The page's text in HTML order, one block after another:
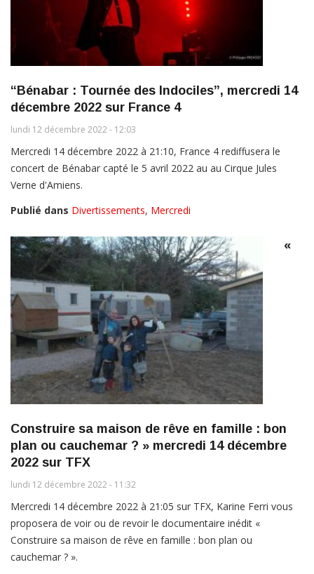
“Bénabar : Tournée des Indociles”, mercredi 14
décembre 2022 sur France 4
lundi 12 décembre 2022 - 12:03
Mercredi 14 décembre 2022 à 21:10, France 4 rediffusera le
concert de Bénabar capté le 5 avril 2022 au au Cirque Jules
Verne d'Amiens.
Publié dans Divertissements, Mercredi
«
Construire sa maison de rêve en famille : bon
plan ou cauchemar ? » mercredi 14 décembre
2022 sur TFX
lundi 12 décembre 2022 - 11:32
Mercredi 14 décembre 2022 à 21:05 sur TFX, Karine Ferri vous
proposera de voir ou de revoir le documentaire inédit «
Construire sa maison de rêve en famille : bon plan ou
cauchemar ? ».